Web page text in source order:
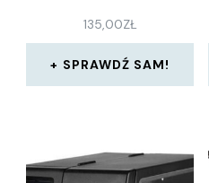
135,00ZŁ
SPRAWDŹ SAM!